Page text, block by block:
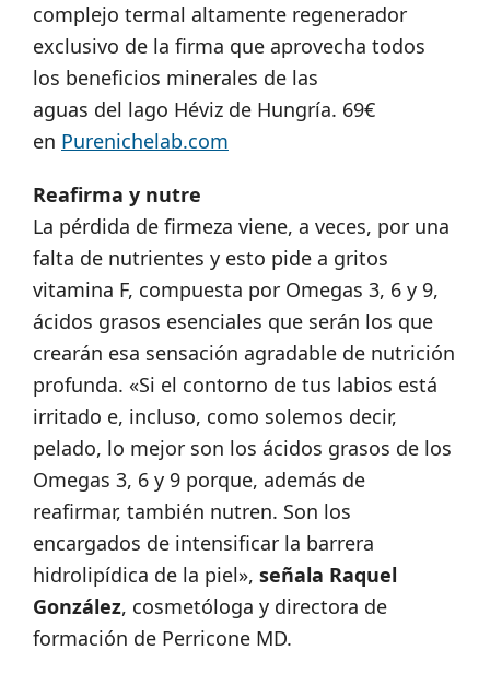
complejo termal altamente regenerador
exclusivo de la firma que aprovecha todos
los beneficios minerales de las
aguas del lago Héviz de Hungría. 69€
en Purenichelab.com
Reafirma y nutre
La pérdida de firmeza viene, a veces, por una
falta de nutrientes y esto pide a gritos
vitamina F, compuesta por Omegas 3, 6 y 9,
ácidos grasos esenciales que serán los que
crearán esa sensación agradable de nutrición
profunda. «Si el contorno de tus labios está
irritado e, incluso, como solemos decir,
pelado, lo mejor son los ácidos grasos de los
Omegas 3, 6 y 9 porque, además de
reafirmar, también nutren. Son los
encargados de intensificar la barrera
hidrolipídica de la piel», señala Raquel
González, cosmetóloga y directora de
formación de Perricone MD.